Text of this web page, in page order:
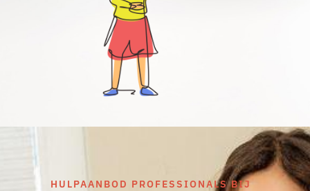
HULPAANBOD PROFESSIONALS BIJ